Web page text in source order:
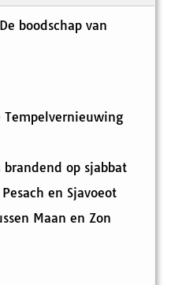
boodschap van
Tempelvernieuwing
op sjabbat
en Sjavoeot
Maan en Zon